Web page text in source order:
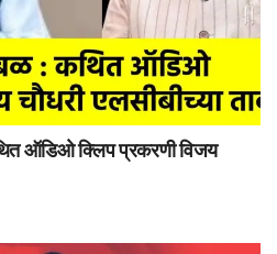
ऑडिओ क्लिप प्रकरणी विजय